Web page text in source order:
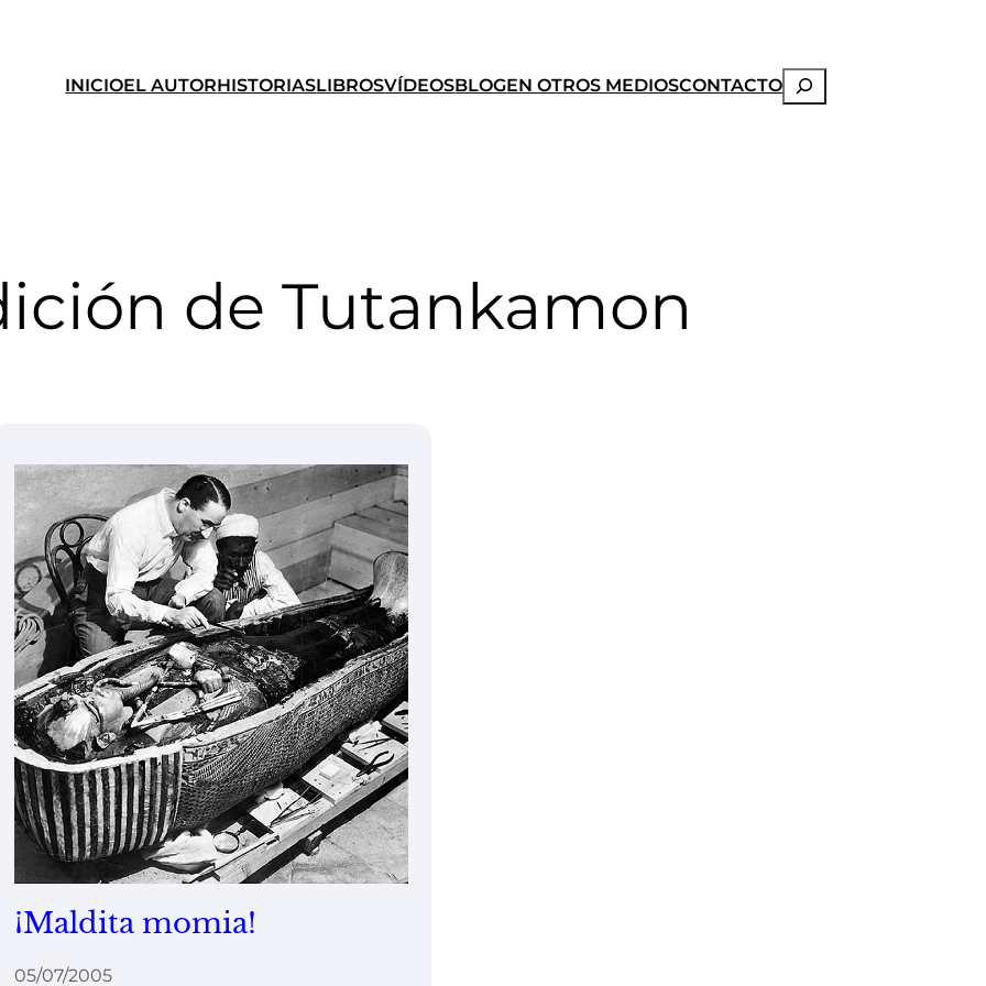
INICIOEL AUTORHISTORIASLIBROSVÍDEOSBLOGEN OTROS MEDIOSCONTACTOBuscar
de Tutankamon
¡Maldita momia!
05/07/2005